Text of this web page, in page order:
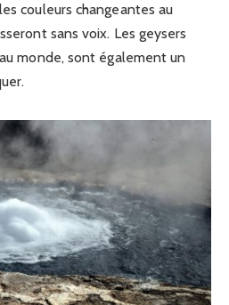
couleurs changeantes au
sans voix. Les geysers
monde, sont également un